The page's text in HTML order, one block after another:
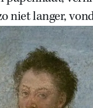
niet langer,